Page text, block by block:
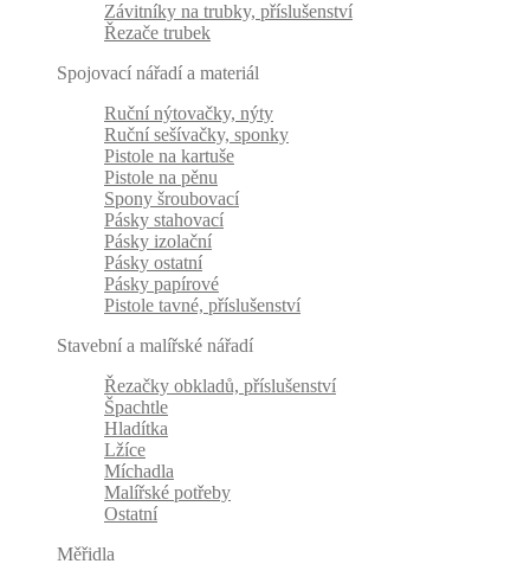
Závitníky na trubky, příslušenství
Řezače trubek
Spojovací nářadí a materiál
Ruční nýtovačky, nýty
Ruční sešívačky, sponky
Pistole na kartuše
Pistole na pěnu
Spony šroubovací
Pásky stahovací
Pásky izolační
Pásky ostatní
Pásky papírové
Pistole tavné, příslušenství
Stavební a malířské nářadí
Řezačky obkladů, příslušenství
Špachtle
Hladítka
Lžíce
Míchadla
Malířské potřeby
Ostatní
Měřidla